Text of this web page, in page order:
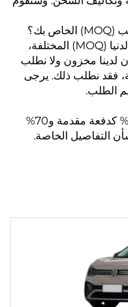
ج: كل صنف له متطلبات كمية الطلب الدنيا (MOQ) المختلفة،
لدينا مخزون ولا نطلب
فقد نطلب ذلك. يرجى
الطلب.
أ: بالنسبة للطلبات الكبيرة، يتم دفع 30% كدفعة مقدمة و70%
التفاصيل الخاصة.